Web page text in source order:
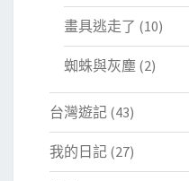
畫具逃走了 (10)
蜘蛛與灰塵 (2)
台灣遊記 (43)
我的日記 (27)